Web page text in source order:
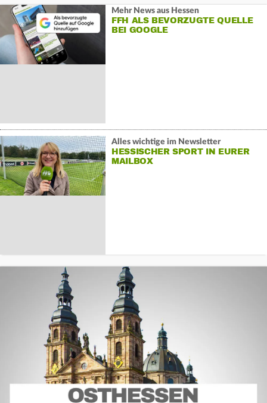
Mehr News aus Hessen
FFH ALS BEVORZUGTE QUELLE
BEI GOOGLE
Alles wichtige im Newsletter
HESSISCHER SPORT IN EURER
MAILBOX